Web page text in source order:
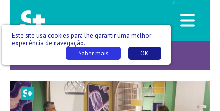
/
Casos Singulares -T02 E006_02
Este site usa cookies para lhe garantir uma melhor
experiência de navegação.
OK
Saber mais